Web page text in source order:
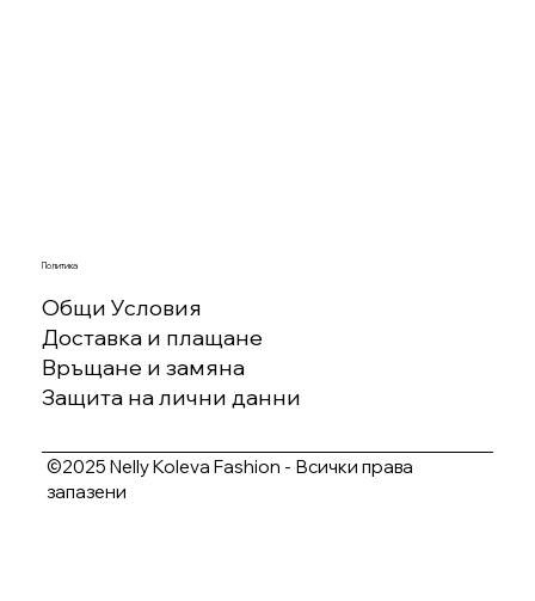
Политика
Общи Условия
Доставка и плащане
Връщане и замяна
Защита на лични данни
©2025 Nelly Koleva Fashion - Всички права
запазени